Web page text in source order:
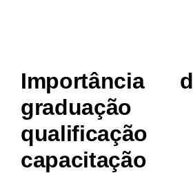
Importância
capacitação